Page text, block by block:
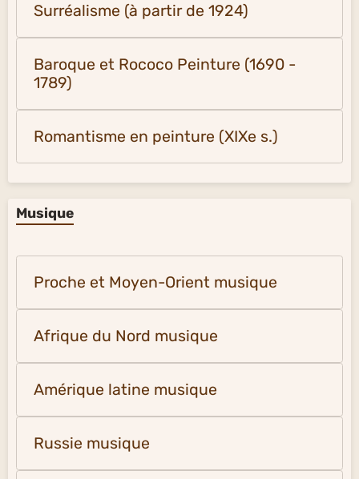
Surréalisme (à partir de 1924)
Baroque et Rococo Peinture (1690 -
1789)
Romantisme en peinture (XIXe s.)
Musique
Proche et Moyen-Orient musique
Afrique du Nord musique
Amérique latine musique
Russie musique